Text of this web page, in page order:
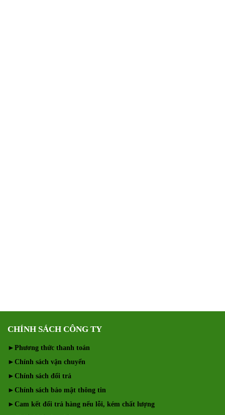
CHÍNH SÁCH CÔNG TY
► Phương thức thanh toán
► Chính sách vận chuyển
► Chính sách đổi trả
► Chính sách bảo mật thông tin
► Cam kết đổi trả hàng nếu lỗi, kém chất lượng